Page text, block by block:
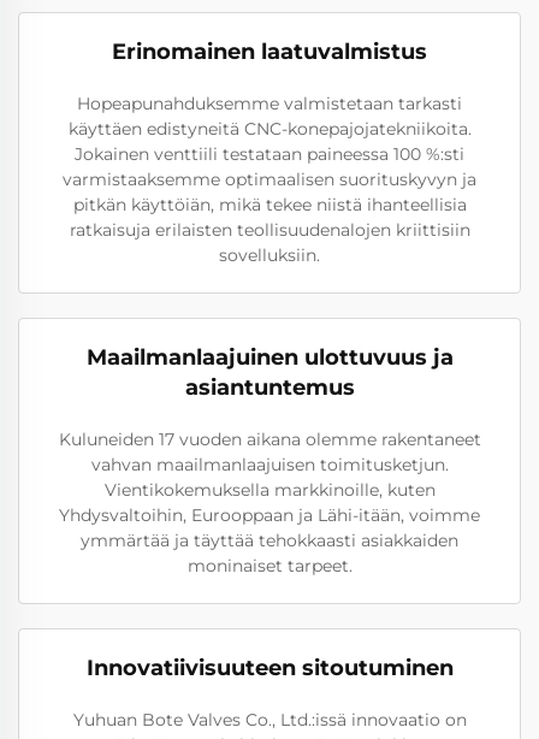
Erinomainen laatuvalmistus
Hopeapunahduksemme valmistetaan tarkasti
käyttäen edistyneitä CNC-konepajojatekniikoita.
Jokainen venttiili testataan paineessa 100 %:sti
varmistaaksemme optimaalisen suorituskyvyn ja
pitkän käyttöiän, mikä tekee niistä ihanteellisia
ratkaisuja erilaisten teollisuudenalojen kriittisiin
sovelluksiin.
Maailmanlaajuinen ulottuvuus ja
asiantuntemus
Kuluneiden 17 vuoden aikana olemme rakentaneet
vahvan maailmanlaajuisen toimitusketjun.
Vientikokemuksella markkinoille, kuten
Yhdysvaltoihin, Eurooppaan ja Lähi-itään, voimme
ymmärtää ja täyttää tehokkaasti asiakkaiden
moninaiset tarpeet.
Innovatiivisuuteen sitoutuminen
Yuhuan Bote Valves Co., Ltd.:issä innovaatio on